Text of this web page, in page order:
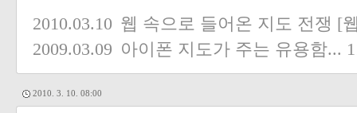
2010.03.10 웹 속으로 들어온 지도 전쟁 [
2009.03.09 아이폰 지도가 주는 유용함...
2010. 3. 10. 08:00